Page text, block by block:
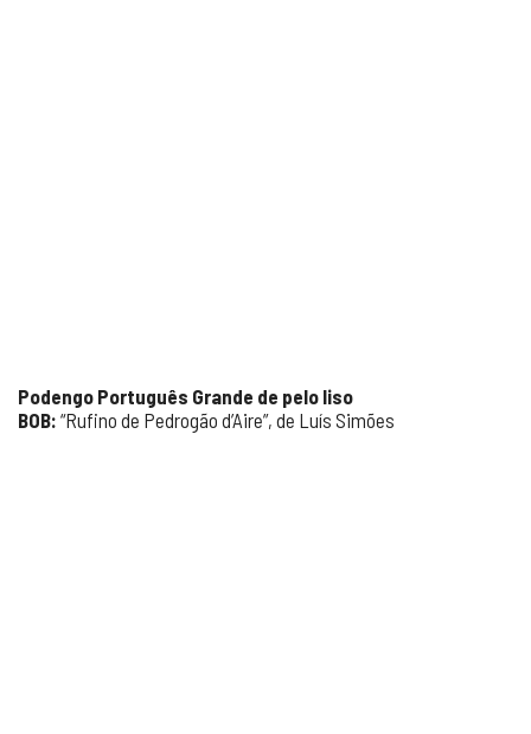
Podengo Português Grande de pelo liso
BOB: “Rufino de Pedrogão d’Aire”, de Luís Simões